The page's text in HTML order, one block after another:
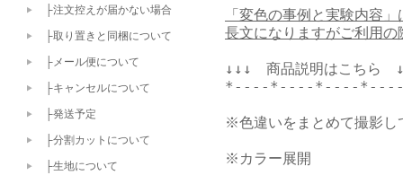
「変色の事例と実験内容
長文になりますがご利用
↓↓↓　商品説明はこちら　
*----*----*----
※色違いをまとめて撮影し
※カラー展開
├注文控えが届かない場合
├取り置きと同梱について
├メール便について
├キャンセルについて
├発送予定
├分割カットについて
├生地について